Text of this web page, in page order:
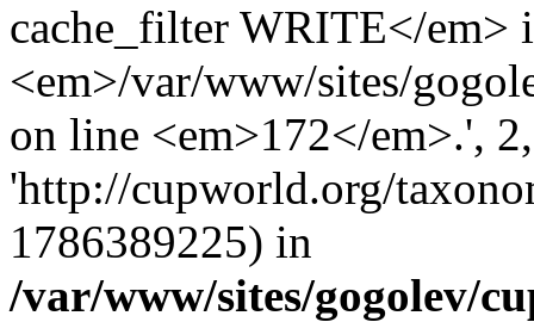
cache_filter WRITE</em>
<em>/var/www/sites/
on line <em>172</em>.',
'http://cupworld.org/
1786389225) in
/var/www/sites/gogolev/